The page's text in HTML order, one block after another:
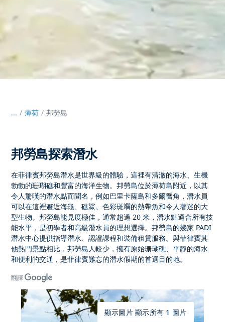
... / 薄荷 邦勞島
邦勞島探索潛水
在菲律賓邦勞島潛水是世界級的體驗，這裡有清澈的海水、生機
勃勃的珊瑚礁和豐富的海洋生物。邦勞島位於薄荷島附近，以其
令人驚嘆的潛水點而聞名，例如巴里卡薩島和多爾喬角 ，潛水員
可以在這裡邂逅海龜、礁鯊、色彩斑斕的熱帶魚和令人著迷的大
型生物。邦勞島能見度極佳，通常超過 20 米，潛水點適合所有技
能水平，是初學者和高級潛水員的理想選擇。邦勞島的幾家 PADI
潛水中心提供指導潛水、認證課程和裝備租賃服務。與菲律賓其
他熱門景點相比，邦勞島人較少，擁有原始珊瑚礁、平靜的海水
和便利的交通，是菲律賓難忘的潛水假期的首選目的地。
翻譯
顯示圖片 顯示所有 1 圖片